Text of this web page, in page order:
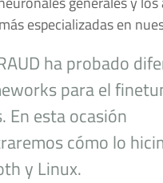
especializadas en
ha probado
para el
En esta ocasión
cómo lo
y Linux.